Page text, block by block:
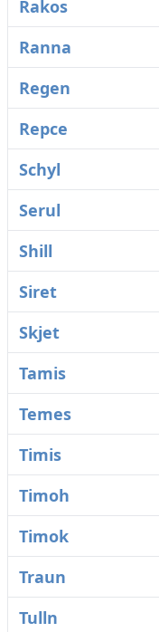
Rakos
Ranna
Regen
Repce
Schyl
Serul
Shill
Siret
Skjet
Tamis
Temes
Timis
Timoh
Timok
Traun
Tulln